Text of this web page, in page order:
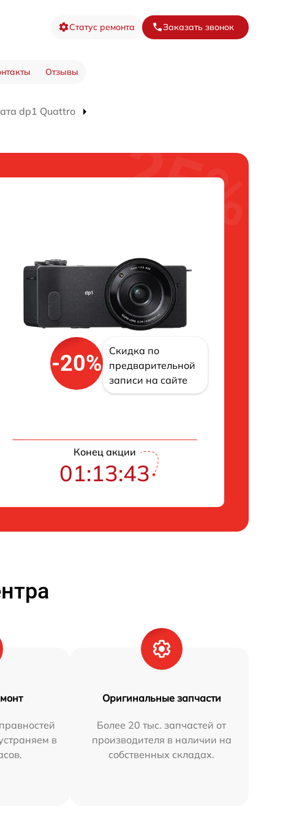
Статус ремонта Заказать звонок
Отзывы
dp1 Quattro
-20%
Скидка по
предварительной
записи на сайте
Конец акции
01:13:43
в
Оригинальные запчасти
Более 20 тыс. запчастей от
производителя в наличии на
собственных складах.